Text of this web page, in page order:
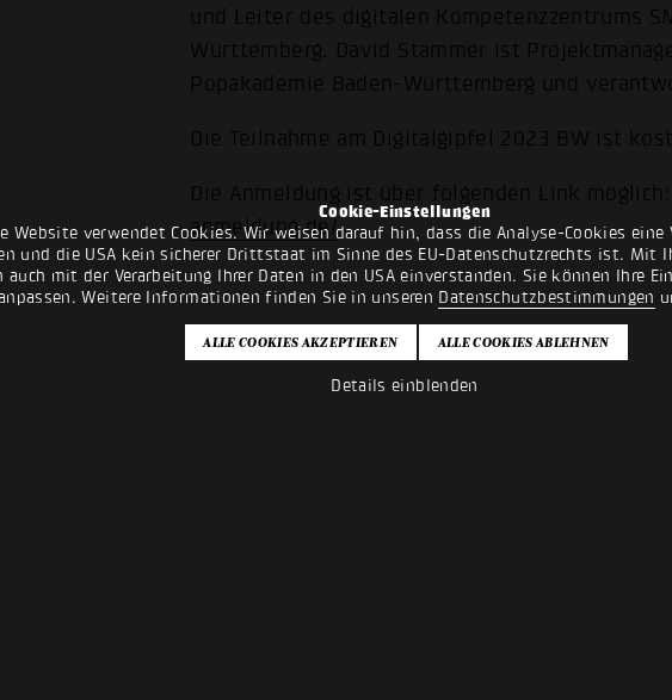
Cookie-Einstellungen
Website verwendet Cookies. Wir weisen darauf hin, dass die Analyse-Cookies eine
und die USA kein sicherer Drittstaat im Sinne des EU-Datenschutzrechts ist. Mit
auch mit der Verarbeitung Ihrer Daten in den USA einverstanden. Sie können Ihre
Weitere Informationen finden Sie in unseren Datenschutzbestimmungen
Details einblenden
und Leiter des digitalen Kompetenzzentrums
Württemberg. David Stammer ist
Popakademie Baden-Württemberg und
Die Teilnahme am Digitalgipfel 2023 BW ist
Die Anmeldung ist über folgenden Link möglich:
anmeldung.de/